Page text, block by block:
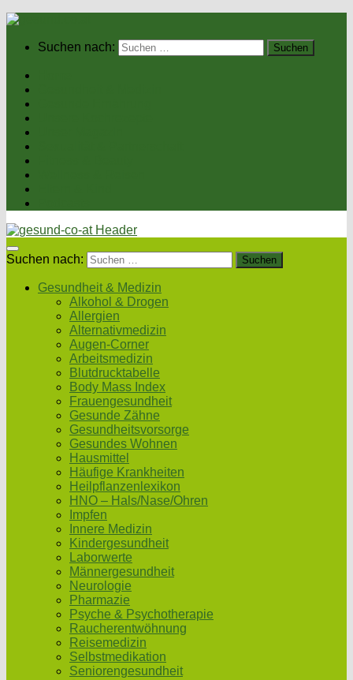
Suchen nach:
Suchen nach:
Gesundheit & Medizin
Alkohol & Drogen
Allergien
Alternativmedizin
Augen-Corner
Arbeitsmedizin
Blutdrucktabelle
Body Mass Index
Frauengesundheit
Gesunde Zähne
Gesundheitsvorsorge
Gesundes Wohnen
Hausmittel
Häufige Krankheiten
Heilpflanzenlexikon
HNO – Hals/Nase/Ohren
Impfen
Innere Medizin
Kindergesundheit
Laborwerte
Männergesundheit
Neurologie
Pharmazie
Psyche & Psychotherapie
Raucherentwöhnung
Reisemedizin
Selbstmedikation
Seniorengesundheit